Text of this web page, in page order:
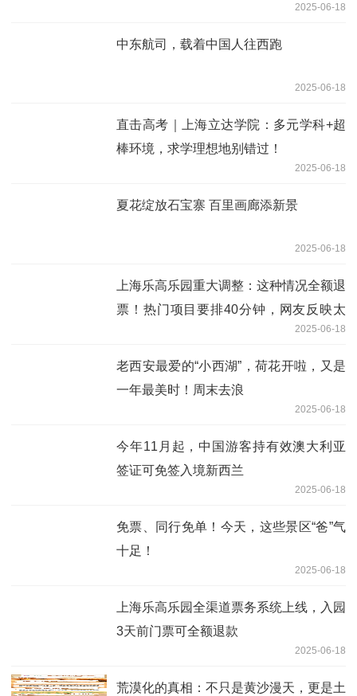
2025-06-18
中东航司，载着中国人往西跑
2025-06-18
直击高考｜上海立达学院：多元学科+超
棒环境，求学理想地别错过！
2025-06-18
夏花绽放石宝寨 百里画廊添新景
2025-06-18
上海乐高乐园重大调整：这种情况全额退
票！热门项目要排40分钟，网友反映太
2025-06-18
老西安最爱的“小西湖”，荷花开啦，又是
一年最美时！周末去浪
2025-06-18
今年11月起，中国游客持有效澳大利亚
签证可免签入境新西兰
2025-06-18
免票、同行免单！今天，这些景区“爸”气
十足！
2025-06-18
上海乐高乐园全渠道票务系统上线，入园
3天前门票可全额退款
2025-06-18
荒漠化的真相：不只是黄沙漫天，更是土